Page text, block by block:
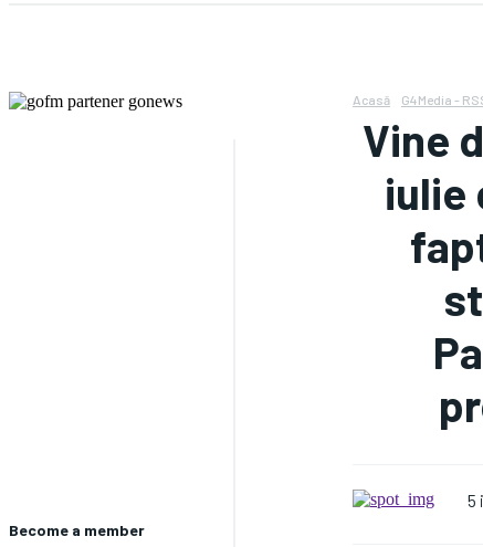
Become a member
Acasă G4Media -
Vine
iulie
5